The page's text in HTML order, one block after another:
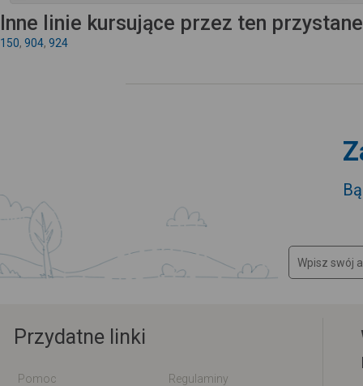
Inne linie kursujące przez ten
150, 904, 924
Przydatne linki
Pomoc
Regulaminy